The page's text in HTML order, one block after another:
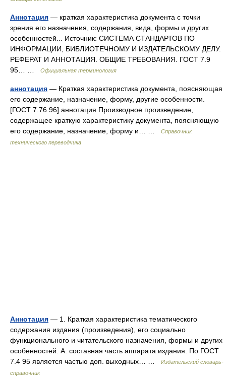
Аннотация — краткая характеристика документа с точки
зрения его назначения, содержания, вида, формы и других
особенностей... Источник: СИСТЕМА СТАНДАРТОВ ПО
ИНФОРМАЦИИ, БИБЛИОТЕЧНОМУ И ИЗДАТЕЛЬСКОМУ ДЕЛУ.
РЕФЕРАТ И АННОТАЦИЯ. ОБЩИЕ ТРЕБОВАНИЯ. ГОСТ 7.9
95… …
Официальная терминология
аннотация — Краткая характеристика документа, поясняющая
его содержание, назначение, форму, другие особенности.
[ГОСТ 7.76 96] аннотация Производное произведение,
содержащее краткую характеристику документа, поясняющую
его содержание, назначение, форму и… …
Справочник
технического переводчика
Аннотация — 1. Краткая характеристика тематического
содержания издания (произведения), его социально
функционального и читательского назначения, формы и других
особенностей. А. составная часть аппарата издания. По ГОСТ
7.4 95 является частью доп. выходных… …
Издательский словарь-
справочник